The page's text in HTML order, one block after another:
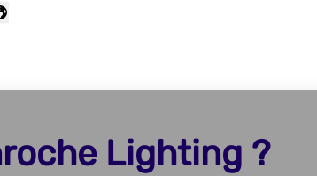
langue
Lighting ?